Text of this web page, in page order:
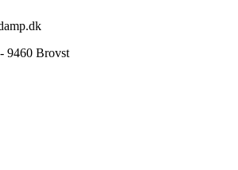
9460 Brovst